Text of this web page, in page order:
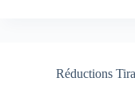
Réductions